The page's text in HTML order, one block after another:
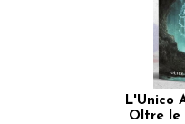
L'Unico
Oltre le